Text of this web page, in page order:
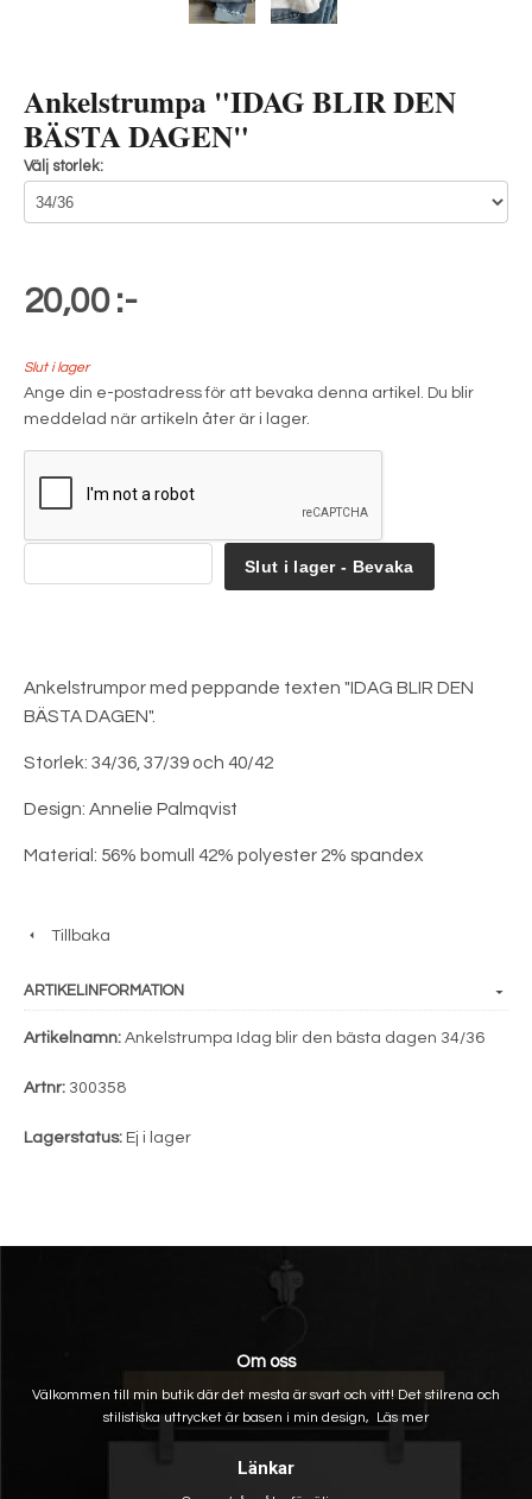
Ankelstrumpa "IDAG BLIR DEN
BÄSTA DAGEN"
Välj storlek:
20,00 :-
Slut i lager
Ange din e-postadress för att bevaka denna artikel. Du blir
meddelad när artikeln åter är i lager.
Slut i lager - Bevaka
Ankelstrumpor med peppande texten "IDAG BLIR DEN
BÄSTA DAGEN".
Storlek: 34/36, 37/39 och 40/42
Design: Annelie Palmqvist
Material: 56% bomull 42% polyester 2% spandex
Tillbaka
ARTIKELINFORMATION
Artikelnamn: Ankelstrumpa Idag blir den bästa dagen 34/36
Artnr: 300358
Lagerstatus: Ej i lager
Om oss
Välkommen till min butik där det mesta är svart och vitt! Det stilrena och
stilistiska uttrycket är basen i min design, Läs mer
Länkar